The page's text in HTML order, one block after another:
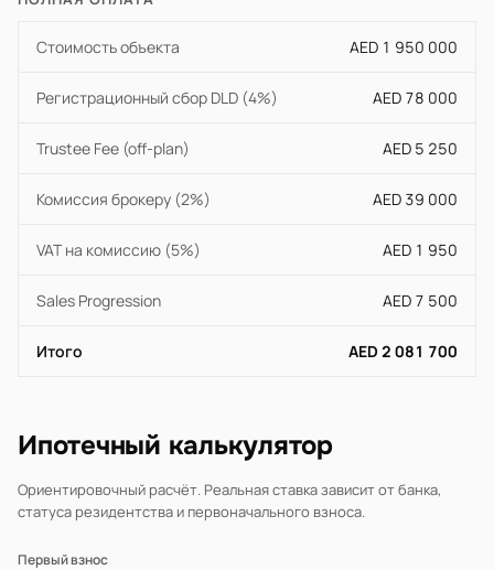
Стоимость объекта AED 1 950 000
Регистрационный сбор DLD (4%) AED 78 000
Trustee Fee (off-plan) AED 5 250
Комиссия брокеру (2%) AED 39 000
VAT на комиссию (5%) AED 1 950
Sales Progression AED 7 500
Итого AED 2 081 700
Ипотечный калькулятор
Ориентировочный расчёт. Реальная ставка зависит от банка,
статуса резидентства и первоначального взноса.
Первый взнос